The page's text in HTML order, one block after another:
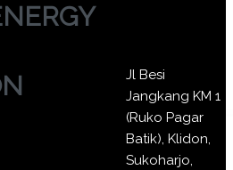
Jl Besi
Jangkang KM 1
(Ruko Pagar
Batik), Klidon,
Sukoharjo,